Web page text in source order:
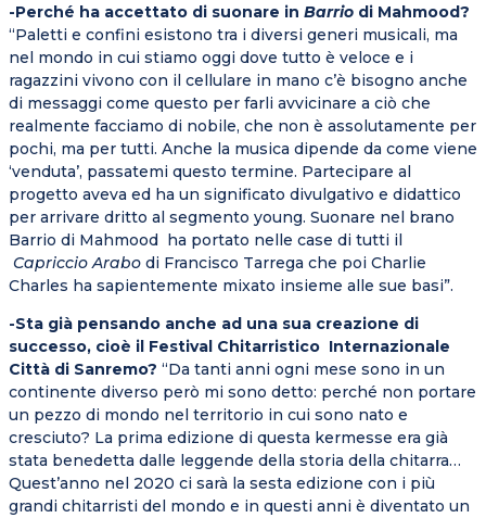
-Perché ha accettato di suonare in Barrio di Mahmood?
“Paletti e confini esistono tra i diversi generi musicali, ma
nel mondo in cui stiamo oggi dove tutto è veloce e i
ragazzini vivono con il cellulare in mano c’è bisogno anche
di messaggi come questo per farli avvicinare a ciò che
realmente facciamo di nobile, che non è assolutamente per
pochi, ma per tutti. Anche la musica dipende da come viene
‘venduta’, passatemi questo termine. Partecipare al
progetto aveva ed ha un significato divulgativo e didattico
per arrivare dritto al segmento young. Suonare nel brano
Barrio di Mahmood ha portato nelle case di tutti il
Capriccio Arabo di Francisco Tarrega che poi Charlie
Charles ha sapientemente mixato insieme alle sue basi”.
-Sta già pensando anche ad una sua creazione di
successo, cioè il Festival Chitarristico Internazionale
Città di Sanremo? “Da tanti anni ogni mese sono in un
continente diverso però mi sono detto: perché non portare
un pezzo di mondo nel territorio in cui sono nato e
cresciuto? La prima edizione di questa kermesse era già
stata benedetta dalle leggende della storia della chitarra…
Quest’anno nel 2020 ci sarà la sesta edizione con i più
grandi chitarristi del mondo e in questi anni è diventato un